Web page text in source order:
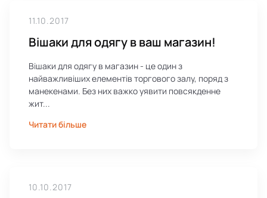
11.10.2017
Вішаки для одягу в ваш магазин!
Вішаки для одягу в магазин - це один з
найважливіших елементів торгового залу, поряд з
манекенами. Без них важко уявити повсякденне
жит...
Читати більше
10.10.2017